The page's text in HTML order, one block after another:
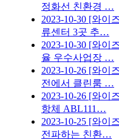
정화선 친환경 …
2023-10-30 [와이
류센터 3곳 추…
2023-10-30 [와이
율 우수사업장 …
2023-10-26 [와이
전에서 클린룸 …
2023-10-26 [와이
항체 ABL111…
2023-10-25 [와이
전파하는 친환…